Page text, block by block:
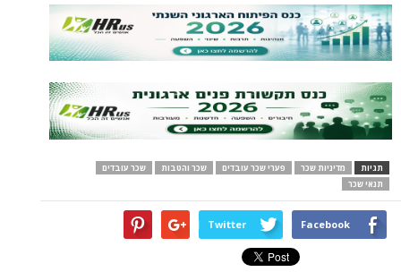
תגיות מדיניות שכר פערי שכר עובדים שכר והטבות
שכר עובדים
תנאי שכר
Facebook
Twitter